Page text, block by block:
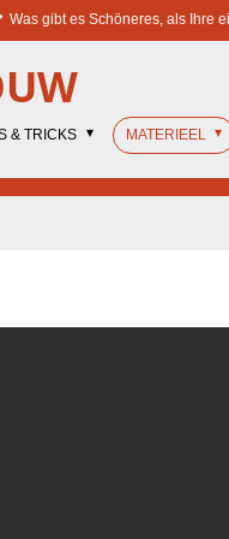
Was gibt es Schöneres, als Ihre
& TRICKS MATERIEEL